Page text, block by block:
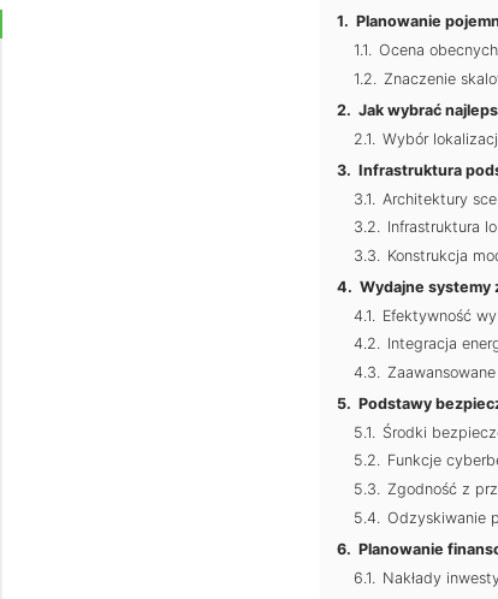
Planowanie
Ocena
Znaczenie
Jak wybrać
Wybór
Infrastruktura
Architektury
Infrastruktura
Konstrukcja
Wydajne systemy
Efektywność
Integracja
Podstawy
Środki
Funkcje
Zgodność z
Odzyskiwanie
Planowanie
Nakłady